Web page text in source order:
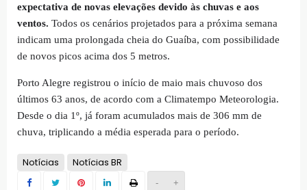
- +
expectativa de novas elevações devido às chuvas e aos
ventos. Todos os cenários projetados para a próxima semana
indicam uma prolongada cheia do Guaíba, com possibilidade
de novos picos acima dos 5 metros.
Porto Alegre registrou o início de maio mais chuvoso dos
últimos 63 anos, de acordo com a Climatempo Meteorologia.
Desde o dia 1º, já foram acumulados mais de 306 mm de
chuva, triplicando a média esperada para o período.
Notícias Notícias BR